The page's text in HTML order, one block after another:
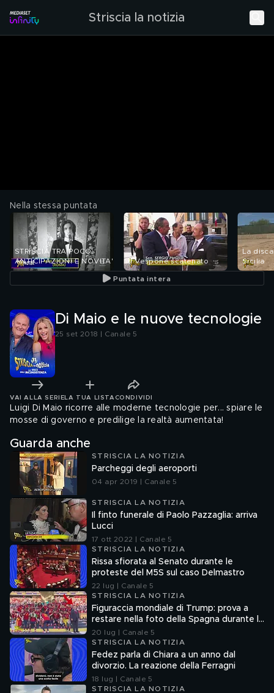
Striscia la notizia
Nella stessa puntata
STRISCIA TRA POCO:
ANTICIPAZIONI E NOVITA'
Il Vespone scatenato
La
Sicilia
Puntata intera
Di Maio e le nuove tecnologie
25 set 2018 | Canale 5
VAI ALLA SERIE LA TUA LISTA CONDIVIDI
Luigi Di Maio ricorre alle moderne tecnologie per... spiare le
mosse di governo e predilige la realtà aumentata!
Guarda anche
STRISCIA LA NOTIZIA
Parcheggi degli aeroporti
04 apr 2019 | Canale 5
STRISCIA LA NOTIZIA
Il finto funerale di Paolo Pazzaglia: arriva
Lucci
17 ott 2022 | Canale 5
STRISCIA LA NOTIZIA
Rissa sfiorata al Senato durante le
proteste del M5S sul caso Delmastro
22 lug | Canale 5
STRISCIA LA NOTIZIA
Figuraccia mondiale di Trump: prova a
restare nella foto della Spagna durante la
premiazione
20 lug | Canale 5
STRISCIA LA NOTIZIA
Fedez parla di Chiara a un anno dal
divorzio. La reazione della Ferragni
18 lug | Canale 5
STRISCIA LA NOTIZIA